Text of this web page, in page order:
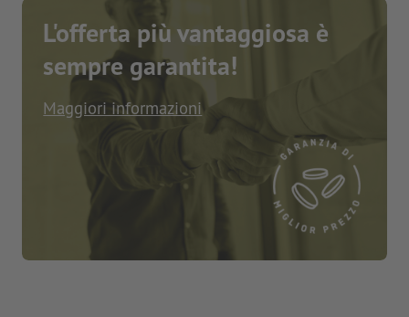
L'offerta più vantaggiosa è
sempre garantita!
Maggiori informazioni